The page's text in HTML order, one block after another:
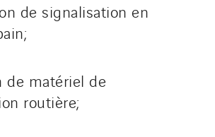
de signalisation en
de matériel de
routière;